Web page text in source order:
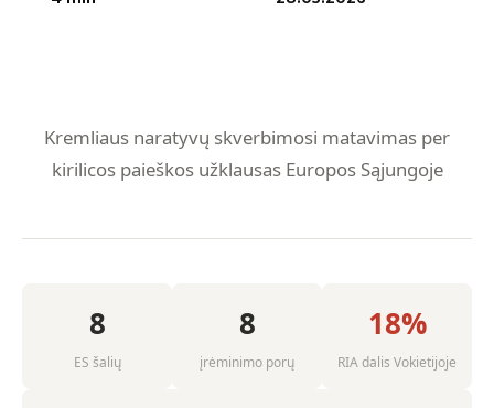
Kremliaus naratyvų skverbimosi matavimas per
kirilicos paieškos užklausas Europos Sąjungoje
8
ES šalių
8
įrėminimo porų
18%
RIA dalis Vokietijoje